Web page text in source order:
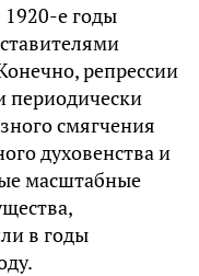
1920-е годы
репрессии
периодически
смягчения
духовенства и
масштабные
в годы